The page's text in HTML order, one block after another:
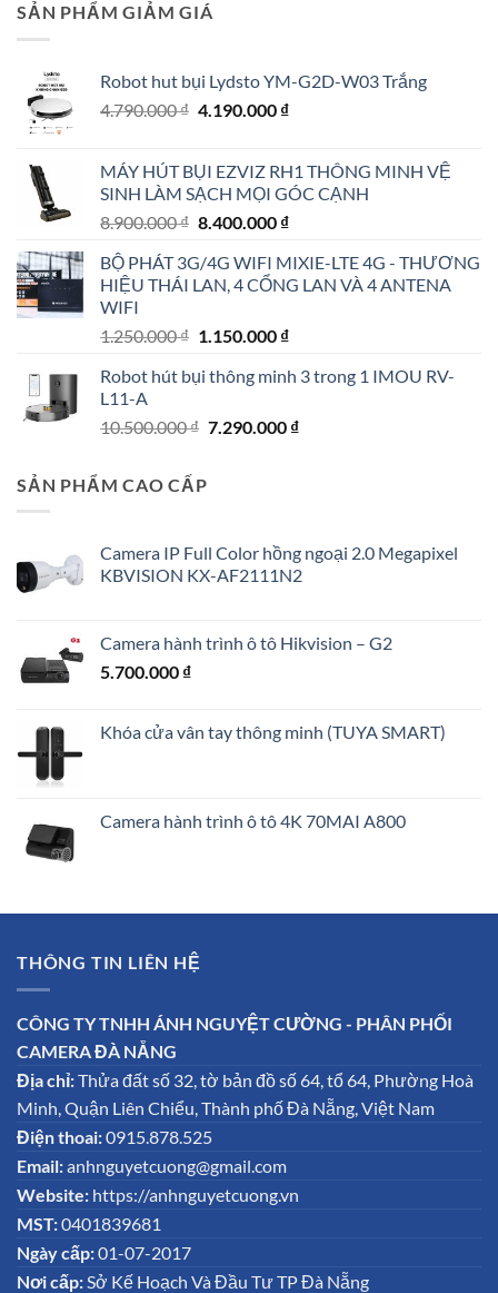
SẢN PHẨM GIẢM GIÁ
Robot hut bụi Lydsto YM-G2D-W03 Trắng
4.790.000₫ Giá
4.790.000 ₫.
4.190.000 ₫Giá
là:
4.190.000 ₫.
MÁY HÚT BỤI EZVIZ RH1 THÔNG MINH VỆ
SINH LÀM SẠCH MỌI GÓC CẠNH
8.900.000₫ Giá
là:
8.900.000 ₫.
8.400.000 ₫Giá
tại
là:
BỘ PHÁT 3G/4G WIFI MIXIE-LTE 4G - THƯƠNG
HIỆU THÁI LAN, 4 CỔNG LAN VÀ 4 ANTENA
WIFI
1.250.000₫ Giá
là:
1.150.000 ₫Giá
tại
1.150.000 ₫.
Robot hút bụi thông minh 3 trong 1 IMOU RV-
L11-A
10.500.000₫ Giá
7.290.000 ₫Giá
SẢN PHẨM CAO CẤP
Camera IP Full Color hồng ngoại 2.0 Megapixel
KBVISION KX-AF2111N2
Camera hành trình ô tô Hikvision – G2
5.700.000 ₫
Khóa cửa vân tay thông minh (TUYA SMART)
Camera hành trình ô tô 4K 70MAI A800
THÔNG TIN LIÊN HỆ
CÔNG TY TNHH ÁNH NGUYỆT CƯỜNG - PHÂN PHỐI
CAMERA ĐÀ NẴNG
Địa chỉ:Thửa đất số 32, tờ bản đồ số 64, tổ 64, Phường Hoà
Minh, Quận Liên Chiểu, Thành phố Đà Nẵng, Việt Nam
Điện thoai:0915.878.525
Email:anhnguyetcuong@gmail.com
Website: https://anhnguyetcuong.vn
MST:0401839681
Ngày cấp:01-07-2017
Nơi cấp: Sở Kế Hoạch Và Đầu Tư TP Đà Nẵng